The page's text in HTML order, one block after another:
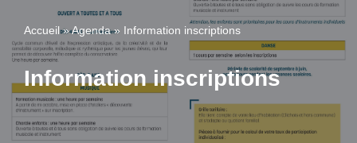
Accueil»Agenda» Information inscriptions
Information inscriptions